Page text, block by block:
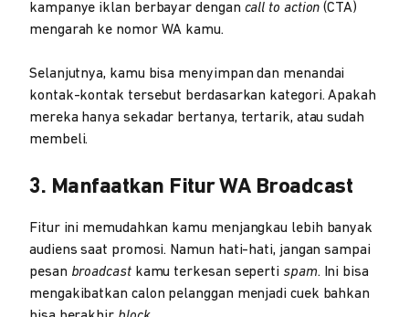
kampanye iklan berbayar dengan call to action (CTA)
mengarah ke nomor WA kamu.
Selanjutnya, kamu bisa menyimpan dan menandai
kontak-kontak tersebut berdasarkan kategori. Apakah
mereka hanya sekadar bertanya, tertarik, atau sudah
membeli.
3. Manfaatkan Fitur WA Broadcast
Fitur ini memudahkan kamu menjangkau lebih banyak
audiens saat promosi. Namun hati-hati, jangan sampai
pesan broadcastkamu terkesan seperti spam. Ini bisa
mengakibatkan calon pelanggan menjadi cuek bahkan